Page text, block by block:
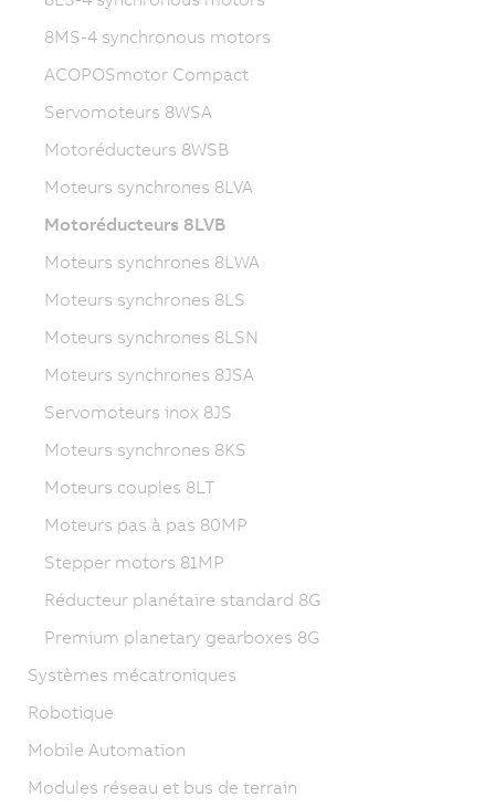
8MS-4 synchronous motors
ACOPOSmotor Compact
Servomoteurs 8WSA
Motoréducteurs 8WSB
Moteurs synchrones 8LVA
Motoréducteurs 8LVB
Moteurs synchrones 8LWA
Moteurs synchrones 8LS
Moteurs synchrones 8LSN
Moteurs synchrones 8JSA
Servomoteurs inox 8JS
Moteurs synchrones 8KS
Moteurs couples 8LT
Moteurs pas à pas 80MP
Stepper motors 81MP
Réducteur planétaire standard 8G
Premium planetary gearboxes 8G
Systèmes mécatroniques
Robotique
Mobile Automation
Modules réseau et bus de terrain